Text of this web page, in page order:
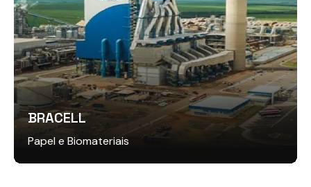
BRACELL
Papel e Biomateriais